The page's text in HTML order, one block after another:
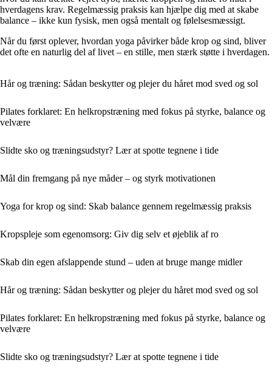
hverdagens krav. Regelmæssig praksis kan hjælpe dig med at skabe
balance – ikke kun fysisk, men også mentalt og følelsesmæssigt.
Når du først oplever, hvordan yoga påvirker både krop og sind, bliver
det ofte en naturlig del af livet – en stille, men stærk støtte i hverdagen.
Hår og træning: Sådan beskytter og plejer du håret mod sved og sol
Pilates forklaret: En helkropstræning med fokus på styrke, balance og
velvære
Slidte sko og træningsudstyr? Lær at spotte tegnene i tide
Mål din fremgang på nye måder – og styrk motivationen
Yoga for krop og sind: Skab balance gennem regelmæssig praksis
Kropspleje som egenomsorg: Giv dig selv et øjeblik af ro
Skab din egen afslappende stund – uden at bruge mange midler
Hår og træning: Sådan beskytter og plejer du håret mod sved og sol
Pilates forklaret: En helkropstræning med fokus på styrke, balance og
velvære
Slidte sko og træningsudstyr? Lær at spotte tegnene i tide